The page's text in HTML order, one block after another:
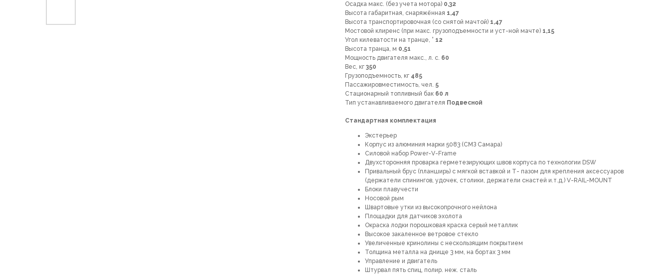
Осадка макс. (без учета мотора) 0,32
Высота габаритная, снаряжённая 1,47
Высота транспортировочная (со снятой мачтой) 1,47
Мостовой клиренс (при макс. грузоподъемности и уст-ной мачте) 1,15
Угол килеватости на транце, ° 12
Высота транца, м 0,51
Мощность двигателя макс., л. с. 60
Вес, кг 350
Грузоподъемность, кг 485
Пассажировместимость, чел. 5
Стационарный топливный бак 60 л
Тип устанавливаемого двигателя Подвесной
Стандартная комплектация
Экстерьер
Корпус из алюминия марки 5083 (СМЗ Самара)
Силовой набор Power-V-Frame
Двухсторонняя проварка герметезирующих швов корпуса по технологии DSW
Привальный брус (планширь) с мягкой вставкой и Т- пазом для крепления аксессуаров
(держатели спинингов, удочек, столики, держатели снастей и.т.д.) V-RAIL-MOUNT
Блоки плавучести
Носовой рым
Швартовые утки из высокопрочного нейлона
Площадки для датчиков эхолота
Окраска лодки порошковая краска серый металлик
Высокое закаленное ветровое стекло
Увеличенные кринолины с нескользящим покрытием
Толщина металла на днище 3 мм, на бортах 3 мм
Управление и двигатель
Штурвал пять спиц, полир. неж. сталь